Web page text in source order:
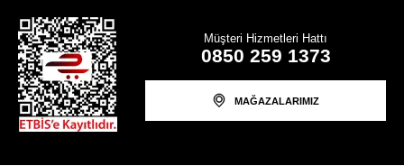
Müşteri Hizmetleri Hattı
0850 259 1373
MAĞAZALARIMIZ